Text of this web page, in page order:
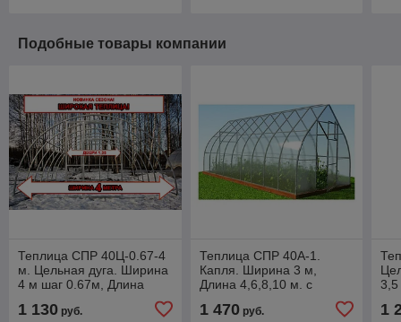
Подобные товары компании
Теплица СПР 40Ц-0.67-4
м. Цельная дуга. Ширина
4 м шаг 0.67м, Длина
поликарбонатом
1 130 руб.
Теплица СПР 40А-1.
Капля. Ширина 3 м,
Длина 4,6,8,10 м. с
1 470руб. 1